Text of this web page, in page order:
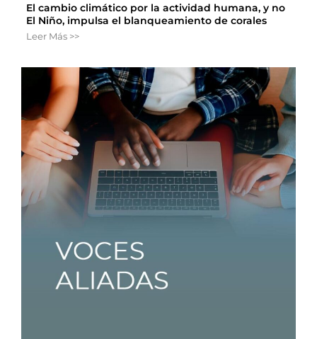
El cambio climático por la actividad humana, y no
El Niño, impulsa el blanqueamiento de corales
Leer Más >>